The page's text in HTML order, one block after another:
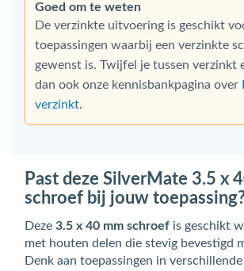
Goed om te weten
De verzinkte uitvoering is geschikt
toepassingen waarbij een verzinkte
gewenst is. Twijfel je tussen verzinkt
dan ook onze kennisbankpagina over
verzinkt.
Past deze SilverMate 3.5 x
schroef bij jouw
Deze 3.5 x 40 mm schroef is geschikt
met houten delen die stevig bevestigd
Denk aan toepassingen in